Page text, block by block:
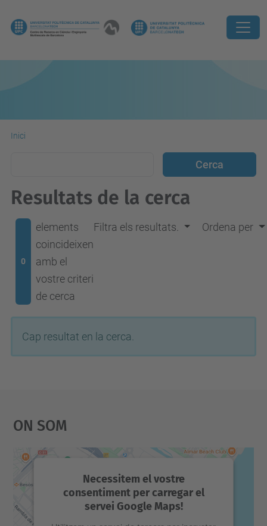
Inici
Resultats de la cerca
0
elements
coincideixen
amb el
vostre criteri
de cerca
Filtra els resultats. Ordena per
Cap resultat en la cerca.
On Som
Necessitem el vostre
consentiment per carregar el
servei Google Maps!